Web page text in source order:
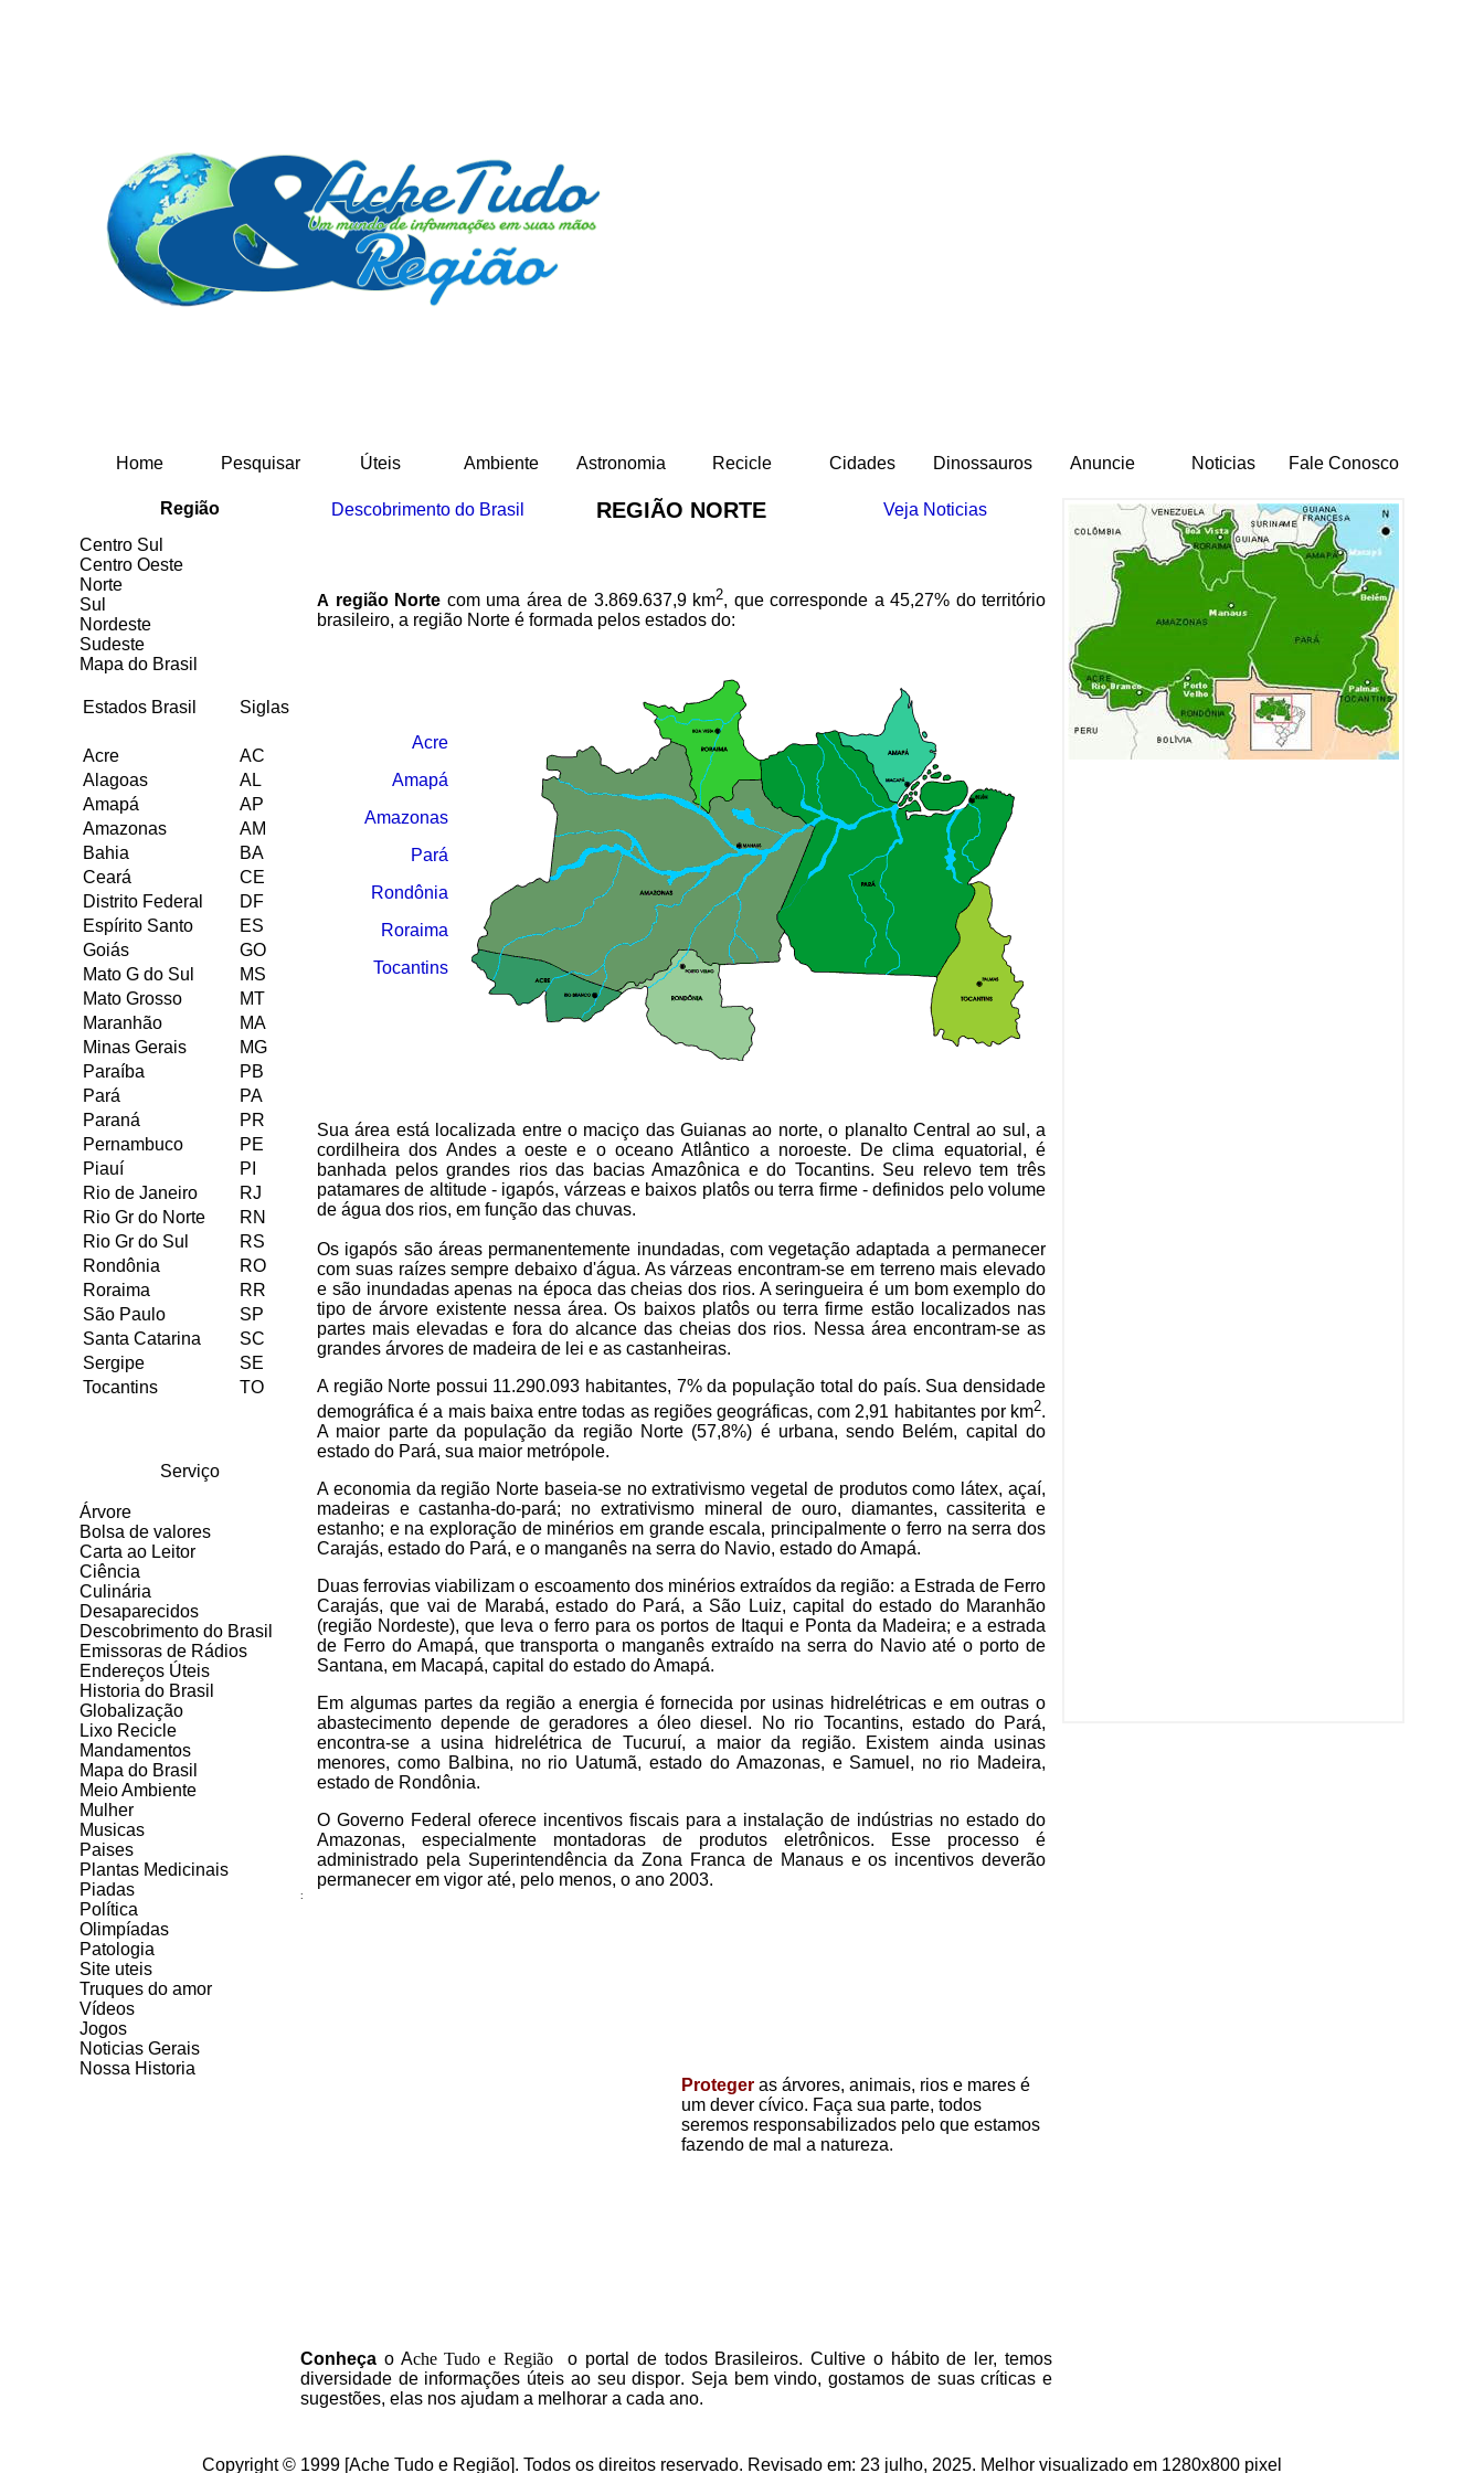
Home Pesquisar Úteis Ambiente Astronomia Recicle Cidades Dinossauros Anuncie Noticias Fale Conosco
Região
Centro Sul
Centro Oeste
Norte
Sul
Nordeste
Sudeste
Mapa do Brasil
Estados Brasil Siglas
Acre
AC
Alagoas
AL
Amapá
AP
Amazonas
AM
Bahia
BA
Ceará
CE
Distrito Federal
DF
Espírito Santo
ES
Goiás
GO
Mato G do Sul
MS
Mato Grosso
MT
Maranhão
MA
Minas Gerais
MG
Paraíba
PB
Pará
PA
Paraná
PR
Pernambuco
PE
Piauí
PI
Rio de Janeiro
RJ
Rio Gr do Norte
RN
Rio Gr do Sul
RS
Rondônia
RO
Roraima
RR
São Paulo
SP
Santa Catarina
SC
Sergipe
SE
Tocantins
TO
Serviço
Árvore
Bolsa de valores
Carta ao Leitor
Ciência
Culinária
Desaparecidos
Descobrimento do Brasil
Emissoras de Rádios
Endereços Úteis
Historia do Brasil
Globalização
Lixo Recicle
Mandamentos
Mapa do Brasil
Meio Ambiente
Mulher
Musicas
Paises
Plantas Medicinais
Piadas
Política
Olimpíadas
Patologia
Site uteis
Truques do amor
Vídeos
Jogos
Noticias Gerais
Nossa Historia
Descobrimento do Brasil REGIÃO NORTE Veja Noticias
A região Norte com uma área de 3.869.637,9 km2, que corresponde a 45,27% do território
brasileiro, a região Norte é formada pelos estados do:
Acre
Amapá
Amazonas
Pará
Rondônia
Roraima
Tocantins
Sua área está localizada entre o maciço das Guianas ao norte, o planalto Central ao sul, a
cordilheira dos Andes a oeste e o oceano Atlântico a noroeste. De clima equatorial, é
banhada pelos grandes rios das bacias Amazônica e do Tocantins. Seu relevo tem três
patamares de altitude - igapós, várzeas e baixos platôs ou terra firme - definidos pelo volume
de água dos rios, em função das chuvas.
Os igapós são áreas permanentemente inundadas, com vegetação adaptada a permanecer
com suas raízes sempre debaixo d'água. As várzeas encontram-se em terreno mais elevado
e são inundadas apenas na época das cheias dos rios. A seringueira é um bom exemplo do
tipo de árvore existente nessa área. Os baixos platôs ou terra firme estão localizados nas
partes mais elevadas e fora do alcance das cheias dos rios. Nessa área encontram-se as
grandes árvores de madeira de lei e as castanheiras.
A região Norte possui 11.290.093 habitantes, 7% da população total do país. Sua densidade
demográfica é a mais baixa entre todas as regiões geográficas, com 2,91 habitantes por km2.
A maior parte da população da região Norte (57,8%) é urbana, sendo Belém, capital do
estado do Pará, sua maior metrópole.
A economia da região Norte baseia-se no extrativismo vegetal de produtos como látex, açaí,
madeiras e castanha-do-pará; no extrativismo mineral de ouro, diamantes, cassiterita e
estanho; e na exploração de minérios em grande escala, principalmente o ferro na serra dos
Carajás, estado do Pará, e o manganês na serra do Navio, estado do Amapá.
Duas ferrovias viabilizam o escoamento dos minérios extraídos da região: a Estrada de Ferro
Carajás, que vai de Marabá, estado do Pará, a São Luiz, capital do estado do Maranhão
(região Nordeste), que leva o ferro para os portos de Itaqui e Ponta da Madeira; e a estrada
de Ferro do Amapá, que transporta o manganês extraído na serra do Navio até o porto de
Santana, em Macapá, capital do estado do Amapá.
Em algumas partes da região a energia é fornecida por usinas hidrelétricas e em outras o
abastecimento depende de geradores a óleo diesel. No rio Tocantins, estado do Pará,
encontra-se a usina hidrelétrica de Tucuruí, a maior da região. Existem ainda usinas
menores, como Balbina, no rio Uatumã, estado do Amazonas, e Samuel, no rio Madeira,
estado de Rondônia.
O Governo Federal oferece incentivos fiscais para a instalação de indústrias no estado do
Amazonas, especialmente montadoras de produtos eletrônicos. Esse processo é
administrado pela Superintendência da Zona Franca de Manaus e os incentivos deverão
permanecer em vigor até, pelo menos, o ano 2003.
:
Proteger as árvores, animais, rios e mares é
um dever cívico. Faça sua parte, todos
seremos responsabilizados pelo que estamos
fazendo de mal a natureza.
Conheça o Ache Tudo e Regiãoo portal de todos Brasileiros. Cultive o hábito de ler, temos
diversidade de informações úteis ao seu dispor. Seja bem vindo, gostamos de suas críticas e
sugestões, elas nos ajudam a melhorar a cada ano.
Copyright © 1999 [Ache Tudo e Região]. Todos os direitos reservado. Revisado em: 23 julho, 2025. Melhor visualizado em 1280x800 pixel